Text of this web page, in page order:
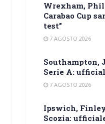
Wrexham,
Carabao Cup
test”
7 AGOSTO 2026
Southampton,
Serie A:
7 AGOSTO 2026
Ipswich,
Scozia: